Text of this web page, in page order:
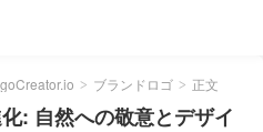
> ブランドロゴ > 正文
: 自然への敬意とデザイ